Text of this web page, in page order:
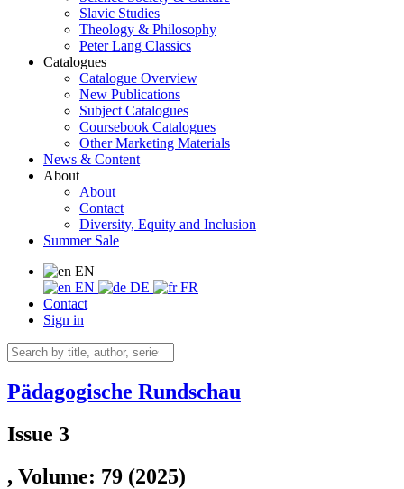
Slavic Studies
Theology & Philosophy
Peter Lang Classics
Catalogues
Catalogue Overview
New Publications
Subject Catalogues
Coursebook Catalogues
Other Marketing Materials
News & Content
About
About
Contact
Diversity, Equity and Inclusion
Summer Sale
EN
EN
DE
FR
Contact
Sign in
Pädagogische Rundschau
Issue 3
, Volume: 79 (2025)